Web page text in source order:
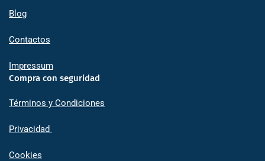
Blog
Contactos
Impressum
Compra con seguridad
Términos y Condiciones
Privacidad
Cookies